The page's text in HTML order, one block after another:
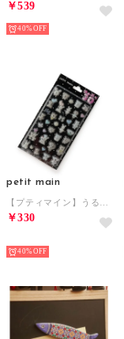
￥539
40%
petit main
￥330
40%